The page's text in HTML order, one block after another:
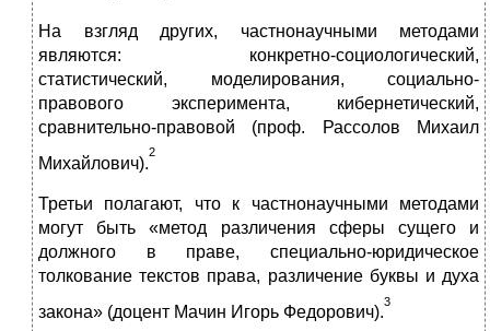
На взгляд других, частнонаучными методами
являются: конкретно-социологический,
статистический, моделирования, социально-
правового эксперимента, кибернетический,
сравнительно-правовой (проф. Рассолов Михаил
Михайлович).
2
Третьи полагают, что к частнонаучными методами
могут быть «метод различения сферы сущего и
должного в праве, специально-юридическое
толкование текстов права, различение буквы и духа
закона» (доцент Мачин Игорь Федорович).
3